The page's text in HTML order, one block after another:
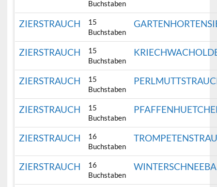
Buchstaben
ZIERSTRAUCH
15
Buchstaben
ZIERSTRAUCH
15
Buchstaben
ZIERSTRAUCH
15
Buchstaben
ZIERSTRAUCH
15
Buchstaben
ZIERSTRAUCH
16
Buchstaben
ZIERSTRAUCH
16
Buchstaben